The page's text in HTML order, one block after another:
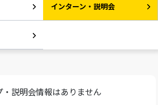
インターン・説明会
説明会情報はありません